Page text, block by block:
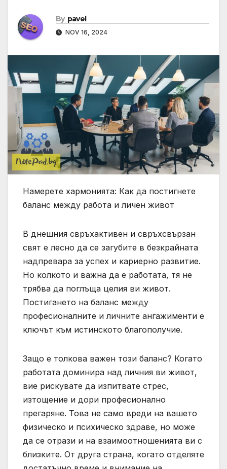
By pavel
NOV 16, 2024
Намерете хармонията: Как да постигнете
баланс между работа и личен живот
В днешния свръхактивен и свръхсвързан
свят е лесно да се загубите в безкрайната
надпревара за успех и кариерно развитие.
Но колкото и важна да е работата, тя не
трябва да поглъща целия ви живот.
Постигането на баланс между
професионалните и личните ангажименти е
ключът към истинското благополучие.
Защо е толкова важен този баланс? Когато
работата доминира над личния ви живот,
вие рискувате да изпитвате стрес,
изтощение и дори професионално
прегаряне. Това не само вреди на вашето
физическо и психическо здраве, но може
да се отрази и на взаимоотношенията ви с
близките. От друга страна, когато отделяте